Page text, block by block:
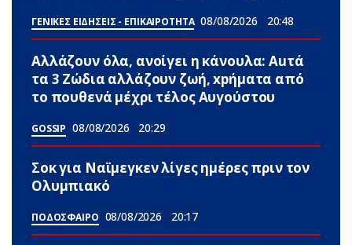
ΓΕΝΙΚΕΣ ΕΙΔΗΣΕΙΣ - ΕΠΙΚΑΙΡΟΤΗΤΑ 08/08/2026 20:48
Αλλάζουν όλα, ανοίγει η κάνουλα: Αuτά
τα 3 Zώδια αλλάζουν ζωή, xpήματα από
το πουθενά μέχρι τέλος Αυγούστου
GOSSIP 08/08/2026 20:29
Σoκ για Ναϊμεγκεν λίγες ημέρες πριν τον
Ολυμπιακό
ΠΟΔΟΣΦΑΙΡΟ 08/08/2026 20:17